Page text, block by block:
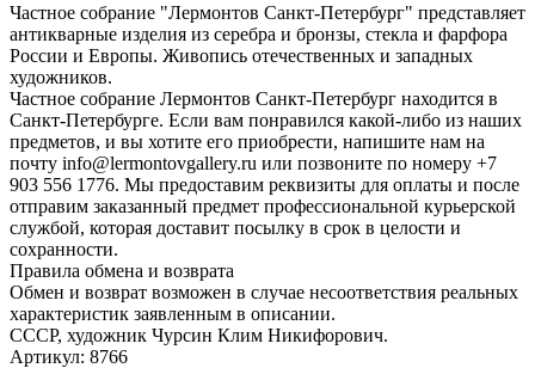
Частное собрание "Лермонтов Санкт-Петербург" представляет
антикварные изделия из серебра и бронзы, стекла и фарфора
России и Европы. Живопись отечественных и западных
художников.
Частное собрание Лермонтов Санкт-Петербург находится в
Санкт-Петербурге. Если вам понравился какой-либо из наших
предметов, и вы хотите его приобрести, напишите нам на
почту info@lermontovgallery.ru или позвоните по номеру +7
903 556 1776. Мы предоставим реквизиты для оплаты и после
отправим заказанный предмет профессиональной курьерской
службой, которая доставит посылку в срок в целости и
сохранности.
Правила обмена и возврата
Обмен и возврат возможен в случае несоответствия реальных
характеристик заявленным в описании.
СССР, художник Чурсин Клим Никифорович.
Артикул: 8766